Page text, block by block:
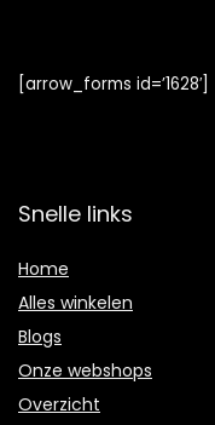
[arrow_forms id=’1628′]
Snelle links
Home
Alles winkelen
Blogs
Onze webshops
Overzicht